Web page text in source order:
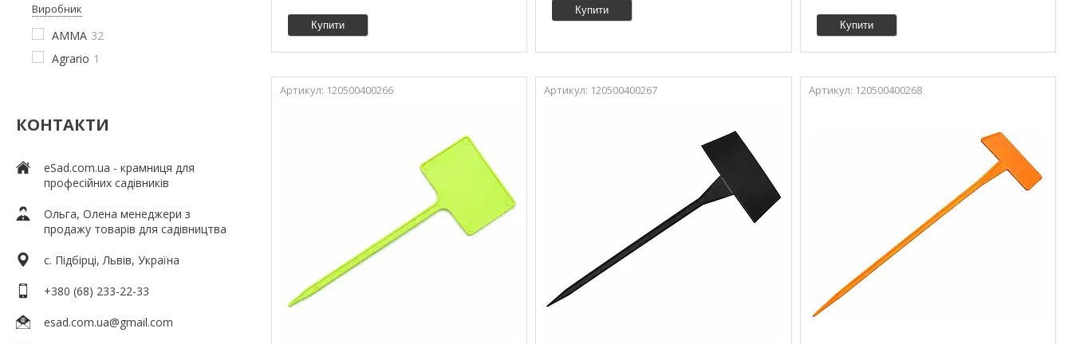
Виробник
AMMA 32
Agrario 1
КОНТАКТИ
eSad.com.ua - крамниця для
професійних садівників
Ольга, Олена менеджери з
продажу товарів для садівництва
c. Підбірці, Львів, Україна
+380 (68) 233-22-33
esad.com.ua@gmail.com
Купити
Купити
Купити
120500400266 120500400267 120500400268